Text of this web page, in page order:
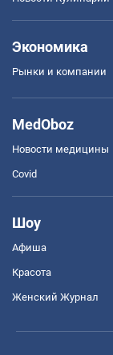
Экономика
Рынки и компании
MedOboz
Новости медицины
Covid
Шоу
Афиша
Красота
Женский Журнал